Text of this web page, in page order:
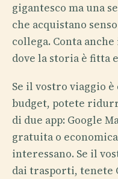
gigantesco ma una
che acquistano
collega. Conta
dove la storia è fitta
Se il vostro viaggio
budget, potete
di due app: Google
gratuita o
interessano. Se il
dai trasporti, tenete